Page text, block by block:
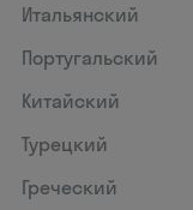
Итальянский
Португальский
Китайский
Турецкий
Греческий